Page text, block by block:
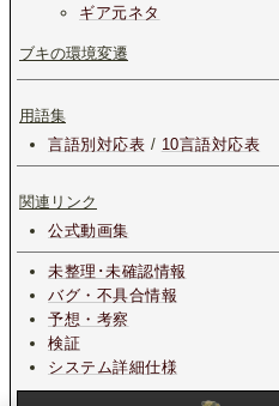
ギア元ネタ
ブキの環境変遷
用語集
言語別対応表 / 10言語対応表
関連リンク
公式動画集
未整理･未確認情報
バグ・不具合情報
予想・考察
検証
システム詳細仕様